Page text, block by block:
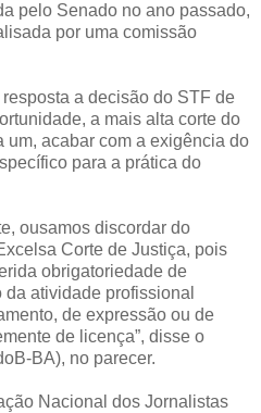
pelo Senado no ano passado,
por uma comissão
a decisão do STF de
a mais alta corte do
um, acabar com a exigência do
para a prática do
ousamos discordar do
Corte de Justiça, pois
obrigatoriedade de
atividade profissional
de expressão ou de
de licença”, disse o
BA), no parecer.
Nacional dos Jornalistas